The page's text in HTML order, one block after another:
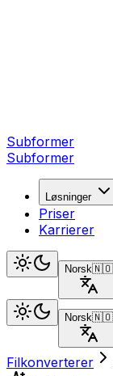
Subformer
Subformer
Løsninger
Priser
Karrierer
Norsk🇳🇴
Norsk🇳🇴
Filkonverterer